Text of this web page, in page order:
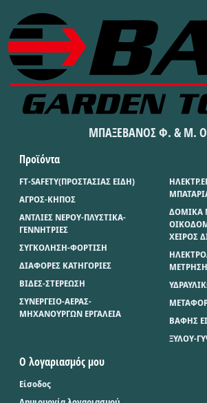
ΜΠΑΞΕΒΑΝΟΣ Φ. & Μ.
Προϊόντα
FT-SAFETY(ΠΡΟΣΤΑΣΙΑΣ ΕΙΔΗ)
ΑΓΡΟΣ-ΚΗΠΟΣ
ΑΝΤΛΙΕΣ ΝΕΡΟΥ-ΠΛΥΣΤΙΚΑ-
ΓΕΝΝΗΤΡΙΕΣ
ΣΥΓΚΟΛΗΣΗ-ΦΟΡΤΙΣΗ
ΔΙΑΦΟΡΕΣ ΚΑΤΗΓΟΡΙΕΣ
ΒΙΔΕΣ-ΣΤΕΡΕΩΣΗ
ΣΥΝΕΡΓΕΙΟ-ΑΕΡΑΣ-
ΜΗΧΑΝΟΥΡΓΩΝ ΕΡΓΑΛΕΙΑ
ΔΟΜΙΚΑ
ΧΕΙΡΟΣ
ΒΑΦΗΣ
ΞΥΛΟΥ-
Ο λογαριασμός μου
Είσοδος